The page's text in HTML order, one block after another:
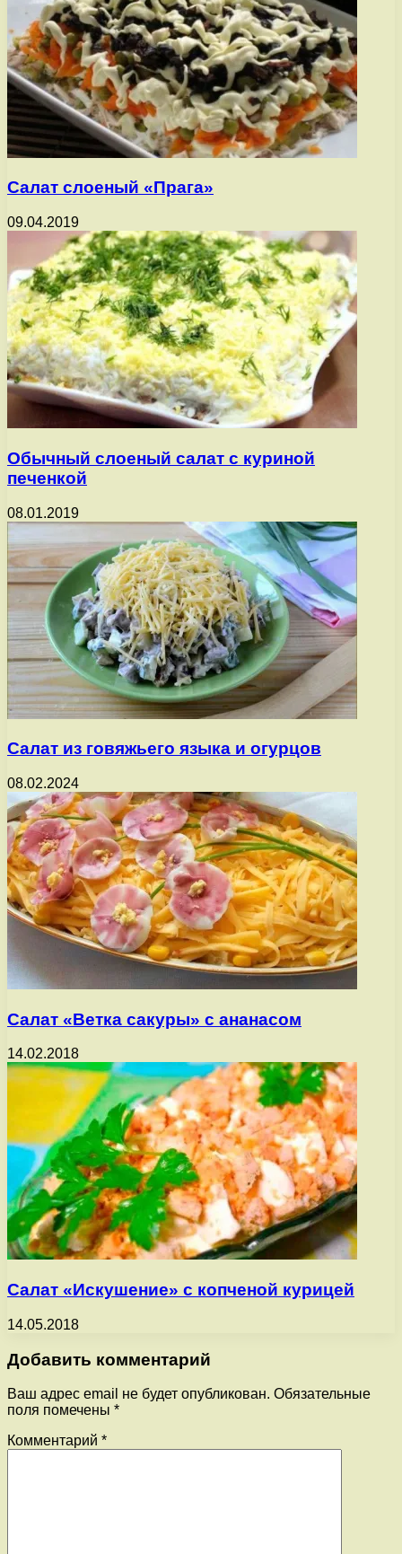
Салат слоеный «Прага»
09.04.2019
Обычный слоеный салат с куриной
печенкой
08.01.2019
Салат из говяжьего языка и огурцов
08.02.2024
Салат «Ветка сакуры» с ананасом
14.02.2018
Салат «Искушение» с копченой курицей
14.05.2018
Добавить комментарий
Ваш адрес email не будет опубликован. Обязательные
поля помечены *
Комментарий *